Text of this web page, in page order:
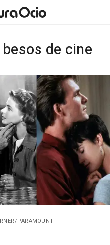
de cine
PARAMOUNT